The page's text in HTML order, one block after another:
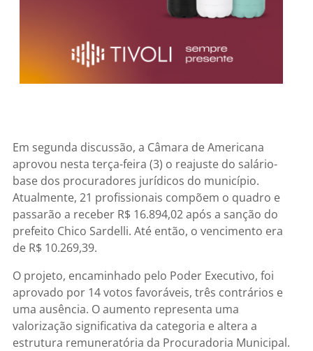
Em segunda discussão, a Câmara de Americana
aprovou nesta terça-feira (3) o reajuste do salário-
base dos procuradores jurídicos do município.
Atualmente, 21 profissionais compõem o quadro e
passarão a receber R$ 16.894,02 após a sanção do
prefeito Chico Sardelli. Até então, o vencimento era
de R$ 10.269,39.
O projeto, encaminhado pelo Poder Executivo, foi
aprovado por 14 votos favoráveis, três contrários e
uma ausência. O aumento representa uma
valorização significativa da categoria e altera a
estrutura remuneratória da Procuradoria Municipal.